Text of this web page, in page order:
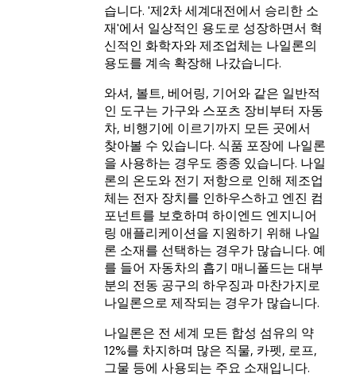
습니다. '제2차 세계대전에서 승리한 소
재'에서 일상적인 용도로 성장하면서 혁
신적인 화학자와 제조업체는 나일론의
용도를 계속 확장해 나갔습니다.
와셔, 볼트, 베어링, 기어와 같은 일반적
인 도구는 가구와 스포츠 장비부터 자동
차, 비행기에 이르기까지 모든 곳에서
찾아볼 수 있습니다. 식품 포장에 나일론
을 사용하는 경우도 종종 있습니다. 나일
론의 온도와 전기 저항으로 인해 제조업
체는 전자 장치를 인하우스하고 엔진 컴
포넌트를 보호하며 하이엔드 엔지니어
링 애플리케이션을 지원하기 위해 나일
론 소재를 선택하는 경우가 많습니다. 예
를 들어 자동차의 흡기 매니폴드는 대부
분의 전동 공구의 하우징과 마찬가지로
나일론으로 제작되는 경우가 많습니다.
나일론은 전 세계 모든 합성 섬유의 약
12%를 차지하며 많은 직물, 카펫, 로프,
그물 등에 사용되는 주요 소재입니다.